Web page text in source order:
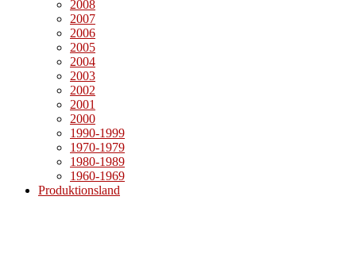
2008
2007
2006
2005
2004
2003
2002
2001
2000
1990-1999
1970-1979
1980-1989
1960-1969
Produktionsland